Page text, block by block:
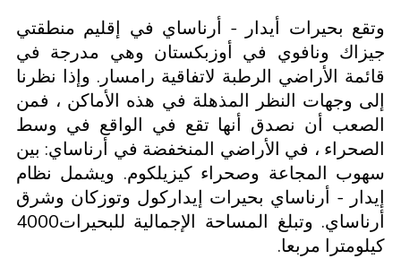
وتقع بحيرات أيدار - أرناساي في إقليم منطقتي
جيزاك ونافوي في أوزبكستان وهي مدرجة في
قائمة الأراضي الرطبة لاتفاقية رامسار. وإذا نظرنا
إلى وجهات النظر المذهلة في هذه الأماكن ، فمن
الصعب أن نصدق أنها تقع في الواقع في وسط
الصحراء ، في الأراضي المنخفضة في أرناساي: بين
سهوب المجاعة وصحراء كيزيلكوم. ويشمل نظام
إيدار - أرناساي بحيرات إيداركول وتوزكان وشرق
أرناساي. وتبلغ المساحة الإجمالية للبحيرات4000
كيلومترا مربعا.